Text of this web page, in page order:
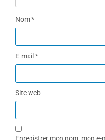
Nom*
E-mail*
Site web
Enregistrer mon nom, mon e-